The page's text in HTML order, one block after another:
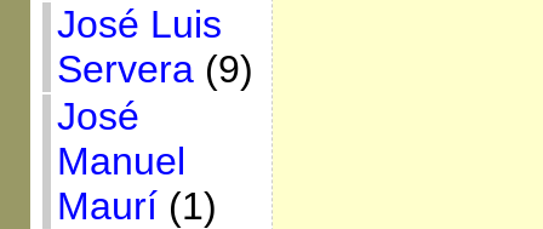
José Luis
Servera(9)
José
Manuel
Maurí(1)